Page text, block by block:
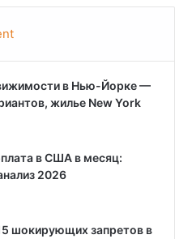
в Нью-Йорке —
жилье New York
в США в месяц:
2026
шокирующих запретов в